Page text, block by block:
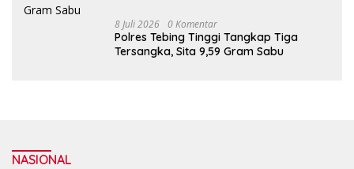
8 Juli 2026 0 Komentar
Polres Tebing Tinggi Tangkap Tiga
Tersangka, Sita 9,59 Gram Sabu
NASIONAL